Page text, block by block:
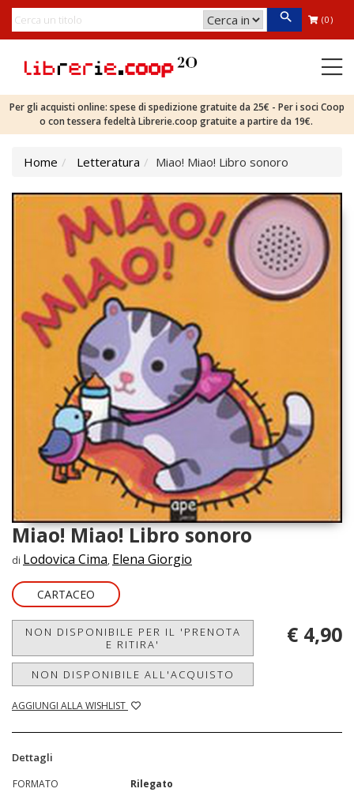
(0)
Per gli acquisti online: spese di spedizione gratuite da 25€ - Per i soci Coop
o con tessera fedeltà Librerie.coop gratuite a partire da 19€.
Home Letteratura Miao! Miao! Libro sonoro
Miao! Miao! Libro sonoro
di Lodovica Cima, Elena Giorgio
CARTACEO
NON DISPONIBILE PER IL 'PRENOTA
E RITIRA'
NON DISPONIBILE ALL'ACQUISTO
AGGIUNGI ALLA WISHLIST
€ 4,90
Dettagli
FORMATO
Rilegato